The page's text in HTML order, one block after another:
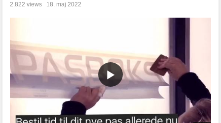
2.822 views 18. maj 2022